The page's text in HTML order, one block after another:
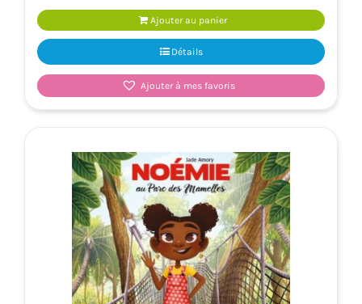
Ajouter au panier
Détails
Ajouter à mes favoris